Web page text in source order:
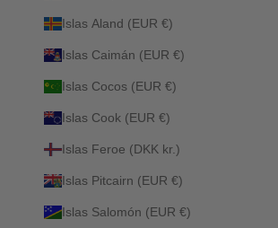
Islas Aland (EUR €)
Islas Caimán (EUR €)
Islas Cocos (EUR €)
Islas Cook (EUR €)
Islas Feroe (DKK kr.)
Islas Pitcairn (EUR €)
Islas Salomón (EUR €)